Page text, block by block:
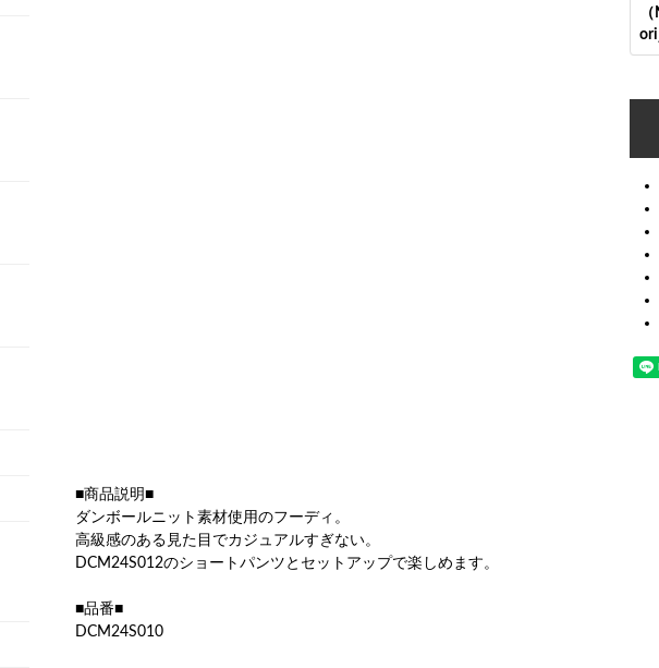
■商品説明■
ダンボールニット素材使用のフーディ。
高級感のある見た目でカジュアルすぎない。
DCM24S012のショートパンツとセットアップで楽しめます。
■品番■
DCM24S010